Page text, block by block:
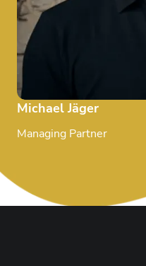
Michael Jäger
Managing Partner